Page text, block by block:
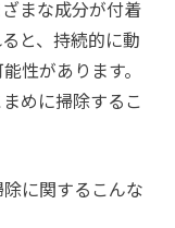
まな成分が付着
と、持続的に動
性があります。
めに掃除するこ
に関するこんな